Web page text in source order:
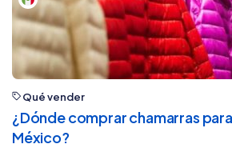
Qué vender
¿Dónde comprar chamarras
México?